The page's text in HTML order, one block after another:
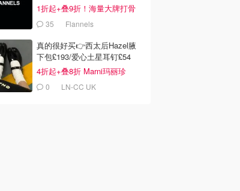
1折起+叠9折！海量大牌打骨
折！
35 Flannels
真的很好买👉西太后Hazel腋
下包£193/爱心土星耳钉£54
4折起+叠8折 Marni玛丽珍
£2120 LN-CC UK